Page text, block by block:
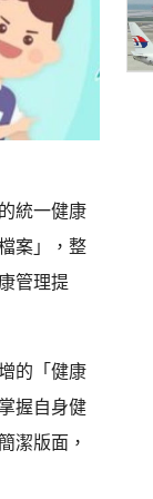
統一健康
案」，整
管理提
的「健康
握自身健
潔版面，